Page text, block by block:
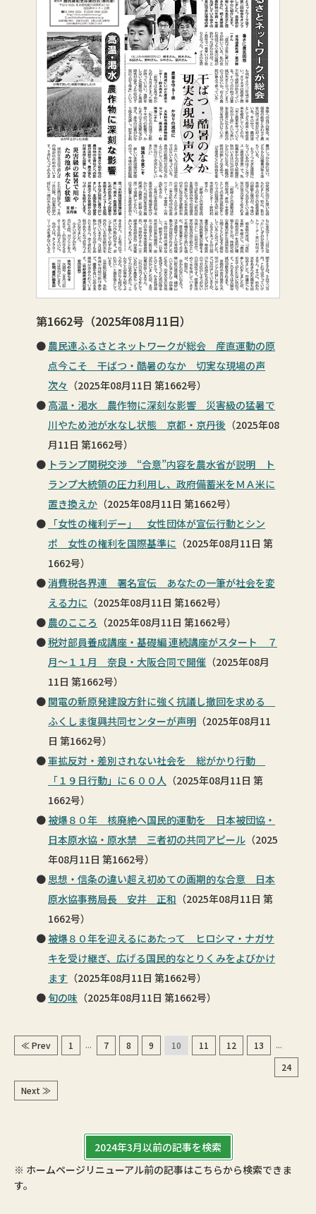
第1662号（2025年08月11日）
農民連ふるさとネットワークが総会 産直運動の原
点今こそ 干ばつ・酷暑のなか 切実な現場の声
次々 （2025年08月11日 第1662号）
高温・渇水 農作物に深刻な影響 災害級の猛暑で
川やため池が水なし状態 京都・京丹後 （2025年08
月11日 第1662号）
トランプ関税交渉 “合意”内容を農水省が説明 ト
ランプ大統領の圧力利用し、政府備蓄米をＭＡ米に
置き換えか （2025年08月11日 第1662号）
「女性の権利デー」 女性団体が宣伝行動とシン
ポ 女性の権利を国際基準に （2025年08月11日 第
1662号）
消費税各界連 署名宣伝 あなたの一筆が社会を変
える力に （2025年08月11日 第1662号）
農のこころ （2025年08月11日 第1662号）
税対部員養成講座・基礎編 連続講座がスタート ７
月～１１月 奈良・大阪合同で開催 （2025年08月
11日 第1662号）
関電の新原発建設方針に強く抗議し撤回を求める
ふくしま復興共同センターが声明 （2025年08月11
日 第1662号）
軍拡反対・差別されない社会を 総がかり行動
「１９日行動」に６００人 （2025年08月11日 第
1662号）
被爆８０年 核廃絶へ国民的運動を 日本被団協・
日本原水協・原水禁 三者初の共同アピール （2025
年08月11日 第1662号）
思想・信条の違い超え初めての画期的な合意 日本
原水協事務局長 安井 正和 （2025年08月11日 第
1662号）
被爆８０年を迎えるにあたって ヒロシマ・ナガサ
キを受け継ぎ、広げる国民的なとりくみをよびかけ
ます （2025年08月11日 第1662号）
旬の味 （2025年08月11日 第1662号）
≪ Prev 1 ... 7 8 9 10 11 12 13
...
24
Next ≫
2024年3月以前の記事を検索
※ ホームページリニューアル前の記事はこちらから検索できま
す。